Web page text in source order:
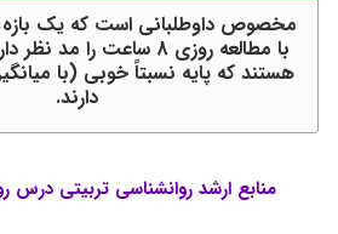
با مطالعه روزی 8 ساعت را
دارند.​
منابع ارشد روانشناسی تربیتی درس